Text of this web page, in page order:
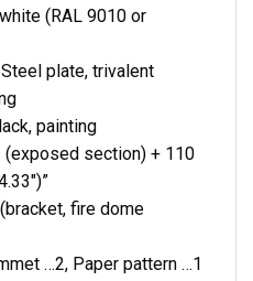
(RAL 9010 or
plate, trivalent
painting
section) + 110
fire dome
…2, Paper pattern …1